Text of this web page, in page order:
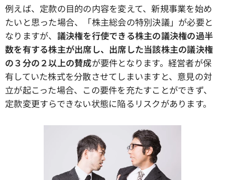
例えば、定款の目的の内容を変えて、新規事業を始め
たいと思った場合、「株主総会の特別決議」が必要と
なりますが、 議決権を行使できる株主の議決権の過半
数を有する株主が出席し、出席した当該株主の議決権
の３分の２以上の賛成が要件となります。経営者が保
有していた株式を分散させてしまいますと、意見の対
立が起こった場合、この要件を充たすことができず、
定款変更すらできない状態に陥るリスクがあります。